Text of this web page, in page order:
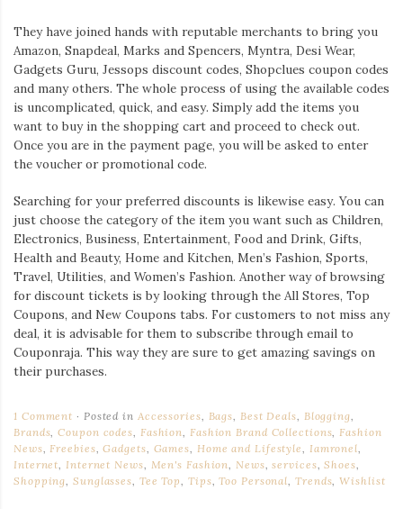
They have joined hands with reputable merchants to bring you
Amazon, Snapdeal, Marks and Spencers, Myntra, Desi Wear,
Gadgets Guru, Jessops discount codes, Shopclues coupon codes
and many others. The whole process of using the available codes
is uncomplicated, quick, and easy. Simply add the items you
want to buy in the shopping cart and proceed to check out.
Once you are in the payment page, you will be asked to enter
the voucher or promotional code.
Searching for your preferred discounts is likewise easy. You can
just choose the category of the item you want such as Children,
Electronics, Business, Entertainment, Food and Drink, Gifts,
Health and Beauty, Home and Kitchen, Men’s Fashion, Sports,
Travel, Utilities, and Women’s Fashion. Another way of browsing
for discount tickets is by looking through the All Stores, Top
Coupons, and New Coupons tabs. For customers to not miss any
deal, it is advisable for them to subscribe through email to
Couponraja. This way they are sure to get amazing savings on
their purchases.
1 Comment Posted in Accessories, Bags, Best Deals, Blogging,
Brands,Coupon codes, Fashion, Fashion Brand Collections,Fashion
News,Freebies,Gadgets, Games, Home and Lifestyle, Iamronel,
Internet,Internet News, Men's Fashion,News,services,Shoes,
Shopping,Sunglasses, Tee Top, Tips,Too Personal,Trends,Wishlist